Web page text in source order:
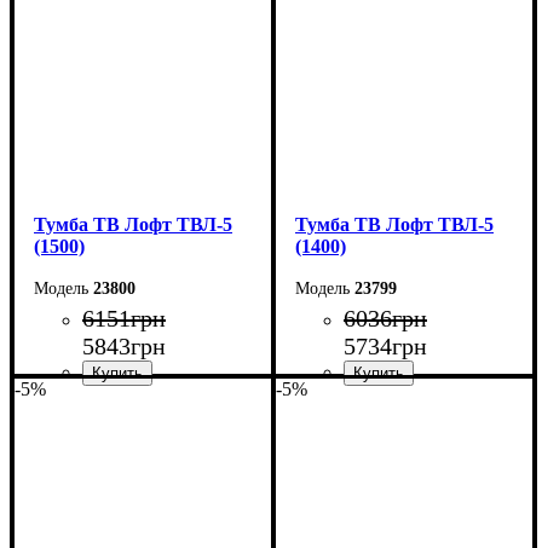
Тумба ТВ Лофт ТВЛ-5
(1500)
23800
6151грн
5843грн
Тумба ТВ Лофт ТВЛ-5
(1400)
23799
6036грн
5734грн
-5% -5%